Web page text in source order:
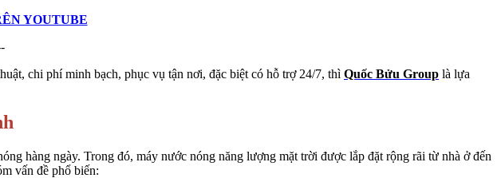
YOUTUBE
chi phí minh bạch, phục vụ tận nơi, đặc biệt có hỗ trợ 24/7, thì Quốc Bửu Group là lựa
hàng ngày. Trong đó, máy nước nóng năng lượng mặt trời được lắp đặt rộng rãi từ nhà ở đến
vấn đề phổ biến: